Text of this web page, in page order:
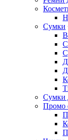
Сумки
Сумки
Промо